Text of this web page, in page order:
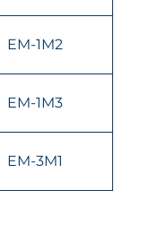
EM-1M2
EM-1M3
EM-3M1